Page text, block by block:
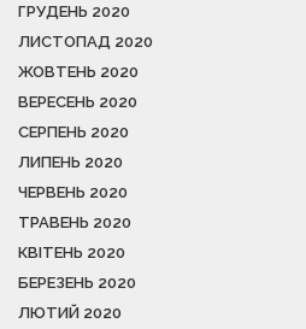
ГРУДЕНЬ 2020
ЛИСТОПАД 2020
ЖОВТЕНЬ 2020
ВЕРЕСЕНЬ 2020
СЕРПЕНЬ 2020
ЛИПЕНЬ 2020
ЧЕРВЕНЬ 2020
ТРАВЕНЬ 2020
КВІТЕНЬ 2020
БЕРЕЗЕНЬ 2020
ЛЮТИЙ 2020